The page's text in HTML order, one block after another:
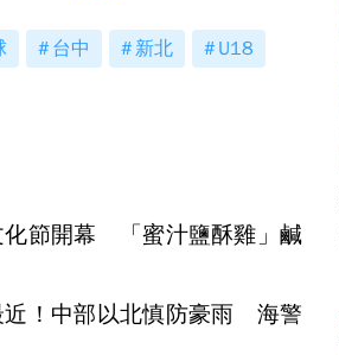
台中 新北 U18
化節開幕 「蜜汁鹽酥雞」鹹
近！中部以北慎防豪雨 海警